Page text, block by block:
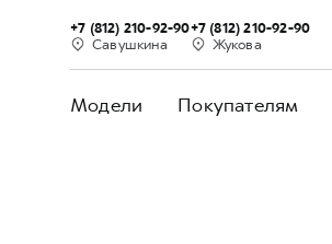
+7 (812) 210-92-90
Савушкина
+7 (812) 210-92-90
Жукова
Модели Покупателям